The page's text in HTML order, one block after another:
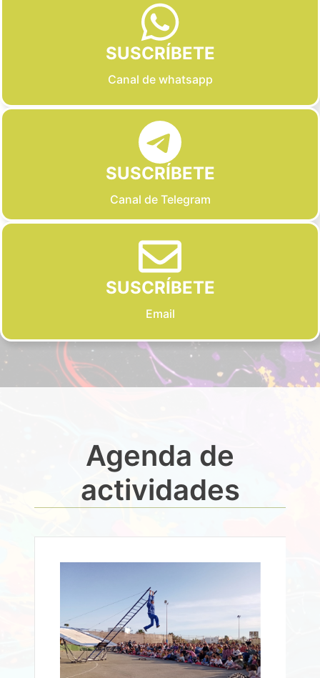
SUSCRÍBETE
Canal de whatsapp
SUSCRÍBETE
Canal de Telegram
SUSCRÍBETE
Email
Agenda de
actividades